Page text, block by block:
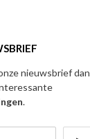
nieuwsbrief dan
.